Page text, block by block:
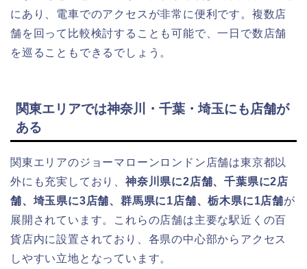
にあり、電車でのアクセスが非常に便利です。複数店
舗を回って比較検討することも可能で、一日で数店舗
を巡ることもできるでしょう。
関東エリアでは神奈川・千葉・埼玉にも店舗が
ある
関東エリアのジョーマローンロンドン店舗は東京都以
外にも充実しており、 神奈川県に2店舗、千葉県に2店
舗、埼玉県に3店舗、群馬県に1店舗、栃木県に1店舗が
展開されています。これらの店舗は主要な駅近くの百
貨店内に設置されており、各県の中心部からアクセス
しやすい立地となっています。